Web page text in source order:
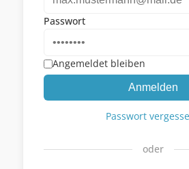
Passwort
Angemeldet bleiben
Anmelden
Passwort
oder